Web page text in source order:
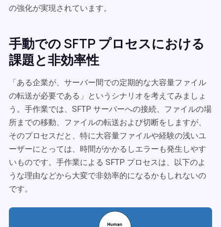
の強化が実現されています。
手動での SFTP プロセスにおける
課題と非効率性
「ある企業が、サーバー間での定期的な大容量ファイル
の転送が必要である」というシナリオを考えてみましょ
う。手作業では、SFTP サーバーへの接続、ファイルの場
所までの移動、ファイルの転送および切断をしますが、
そのプロセスだと、特に大容量ファイルや経験の浅いユ
ーザーにとっては、時間がかかるしエラーも発生しやす
いものです。手作業による SFTP プロセスは、以下のよ
うな理由などから大変で非効率的になるかもしれないの
です。